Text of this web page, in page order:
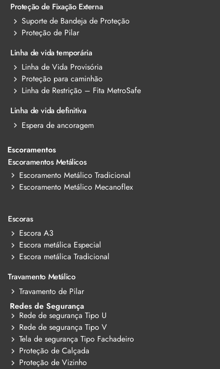
Proteção de Fixação Externa
Suporte de Bandeja de Proteção
Proteção de Pilar
Linha de vida temporária
Linha de Vida Provisória
Proteção para caminhão
Linha de Restrição – Fita MetroSafe
Linha de vida definitiva
Espera de ancoragem
Escoramentos
Escoramentos Metálicos
Escoramento Metálico Tradicional
Escoramento Metálico Mecanoflex
Escoras
Escora A3
Escora metálica Especial
Escora metálica Tradicional
Travamento Metálico
Travamento de Pilar
Redes de Segurança
Rede de segurança Tipo U
Rede de segurança Tipo V
Tela de segurança Tipo Fachadeiro
Proteção de Calçada
Proteção de Vizinho